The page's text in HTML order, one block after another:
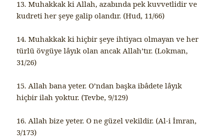
13. Muhakkak ki Allah, azabında pek kuvvetlidir ve
kudreti her şeye galip olandır. (Hud, 11/66)
14. Muhakkak ki hiçbir şeye ihtiyacı olmayan ve her
türlü övgüye lâyık olan ancak Allah’tır. (Lokman,
31/26)
15. Allah bana yeter. O’ndan başka ibâdete lâyık
hiçbir ilah yoktur. (Tevbe, 9/129)
16. Allah bize yeter. O ne güzel vekildir. (Al-i İmran,
3/173)